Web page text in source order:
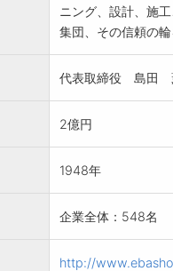
ニング、設計、施
集団、その信頼の輪
代表取締役 島田
2億円
1948年
企業全体：548名
http://